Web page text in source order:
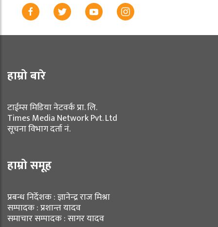
हाम्रो बारे
टाईम्स मिडिया नेटवर्क प्रा. लि.
Times Media Network Pvt. Ltd
सूचना विभाग दर्ता नं.
हाम्रो समूह
प्रबन्ध निर्देशक : ज्ञानेन्द्र राज मिश्रा
सम्पादक : प्रशान्त यादव
समाचार सम्पादक : सागर यादव